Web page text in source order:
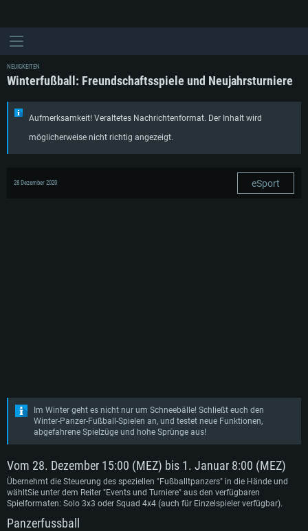
NEUIGKEITEN
Winterfußball: Freundschaftsspiele und Neujahrsturniere
Aufmerksamkeit! Veraltetes Nachrichtenformat. Der Inhalt wird
möglicherweise nicht richtig angezeigt.
28 Dezember 2020 eSport
Im Winter geht es nicht nur um Schneebälle! Schließt euch den
Winter-Panzer-Fußball-Spielen an, und testet neue Funktionen,
abgefahrene Spielzüge und hohe Sprünge aus!
Vom 28. Dezember 15:00 (MEZ) bis 1. Januar 8:00 (MEZ)
Übernehmt die Steuerung des speziellen "Fußballtpanzers" in die Hände und
wähltSie unter dem Reiter "Events und Turniere" aus den verfügbaren
Spielformaten: Solo 3x3 oder Squad 4x4 (auch für Einzelspieler verfügbar).
Panzerfussball